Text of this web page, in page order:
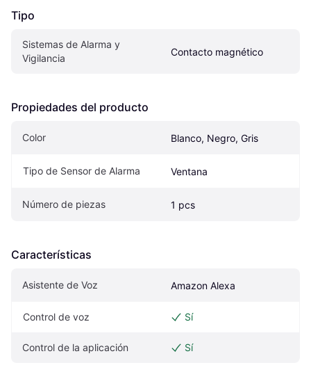
Tipo
Sistemas de Alarma y
Vigilancia
Contacto magnético
Propiedades del producto
Color Blanco, Negro, Gris
Tipo de Sensor de Alarma Ventana
Número de piezas 1 pcs
Características
Asistente de Voz Amazon Alexa
Control de voz Sí
Control de la aplicación Sí